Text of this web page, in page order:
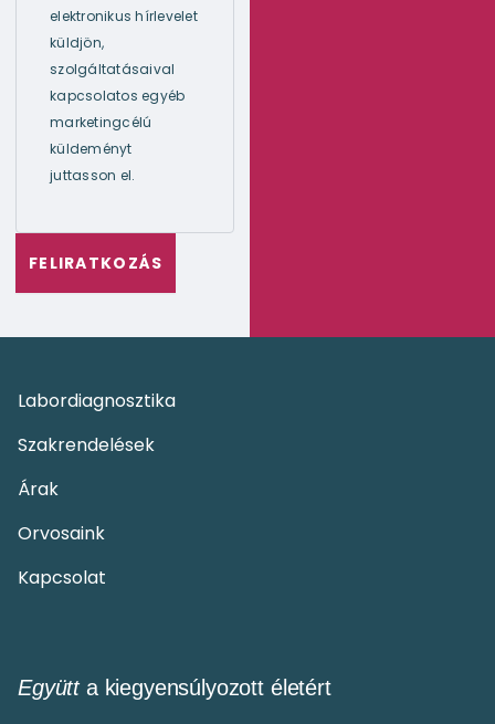
elektronikus hírlevelet
küldjön,
szolgáltatásaival
kapcsolatos egyéb
marketingcélú
küldeményt
juttasson el.
Labordiagnosztika
Szakrendelések
Árak
Orvosaink
Kapcsolat
Együtta kiegyensúlyozott életért